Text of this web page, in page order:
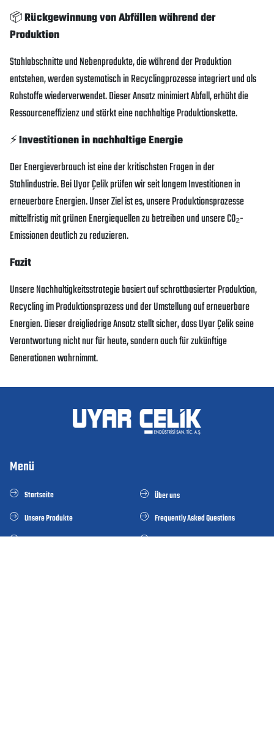
📦Rückgewinnung von Abfällen während der
Produktion
Stahlabschnitte und Nebenprodukte, die während der Produktion
entstehen, werden systematisch in Recyclingprozesse integriert und als
Rohstoffe wiederverwendet. Dieser Ansatz minimiert Abfall, erhöht die
Ressourceneffizienz und stärkt eine nachhaltige Produktionskette.
⚡Investitionen in nachhaltige Energie
Der Energieverbrauch ist eine der kritischsten Fragen in der
Stahlindustrie. Bei Uyar Çelik prüfen wir seit langem Investitionen in
erneuerbare Energien. Unser Ziel ist es, unsere Produktionsprozesse
mittelfristig mit grünen Energiequellen zu betreiben und unsere CO₂-
Emissionen deutlich zu reduzieren.
Fazit
Unsere Nachhaltigkeitsstrategie basiert auf schrottbasierter Produktion,
Recycling im Produktionsprozess und der Umstellung auf erneuerbare
Energien. Dieser dreigliedrige Ansatz stellt sicher, dass Uyar Çelik seine
Verantwortung nicht nur für heute, sondern auch für zukünftige
Generationen wahrnimmt.
Menü
Startseite
Über uns
Unsere Produkte
Frequently Asked Questions
Blog
Galerie